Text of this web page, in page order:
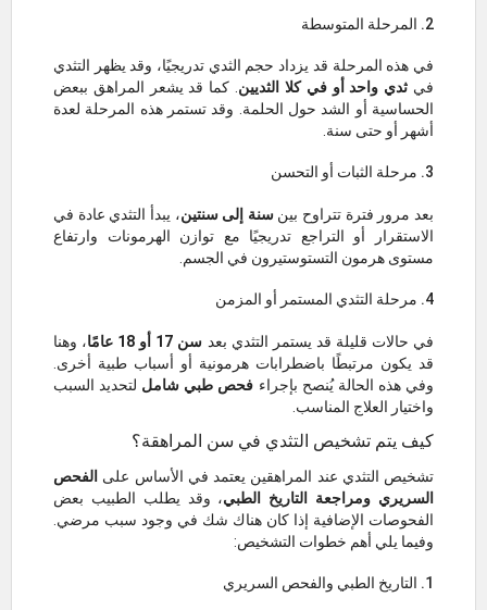
2. المرحلة المتوسطة
في هذه المرحلة قد يزداد حجم الثدي تدريجيًا، وقد يظهر التثدي
في ثدي واحد أو في كلا الثديين. كما قد يشعر المراهق ببعض
الحساسية أو الشد حول الحلمة. وقد تستمر هذه المرحلة لعدة
أشهر أو حتى سنة.
3. مرحلة الثبات أو التحسن
بعد مرور فترة تتراوح بينسنة إلى سنتين، يبدأ التثدي عادة في
الاستقرار أو التراجع تدريجيًا مع توازن الهرمونات وارتفاع
مستوى هرمون التستوستيرون في الجسم.
4. مرحلة التثدي المستمر أو المزمن
في حالات قليلة قد يستمر التثدي بعد سن 17 أو 18 عامًا
، وهنا
قد يكون مرتبطًا باضطرابات هرمونية أو أسباب طبية أخرى.
وفي هذه الحالة يُنصح بإجراء فحص طبي شامل لتحديد السبب
واختيار العلاج المناسب.
كيف يتم تشخيص التثدي في سن المراهقة؟
تشخيص التثدي عند المراهقين يعتمد في الأساس على الفحص
السريري ومراجعة التاريخ الطبي، وقد يطلب الطبيب بعض
الفحوصات الإضافية إذا كان هناك شك في وجود سبب مرضي.
وفيما يلي أهم خطوات التشخيص:
1. التاريخ الطبي والفحص السريري